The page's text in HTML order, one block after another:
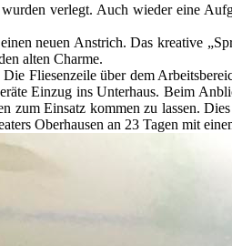
verlegt. Auch wieder eine
neuen Anstrich. Das kreative
alten Charme.
Fliesenzeile über dem
Einzug ins Unterhaus. Beim
zum Einsatz kommen zu lassen.
Oberhausen an 23 Tagen mit